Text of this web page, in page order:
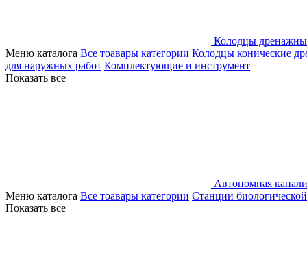
Колодцы
Меню каталога Все тоавары категории Колодцы конические
для наружных работ Комплектующие и инструмент
Показать все
Автономная
Меню каталога Все тоавары категории Станции
Показать все